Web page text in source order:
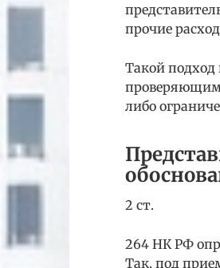
прочие
Такой подход
либо
2 ст.
264 НК РФ
Так, под